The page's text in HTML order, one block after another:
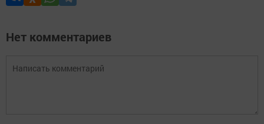
Нет комментариев